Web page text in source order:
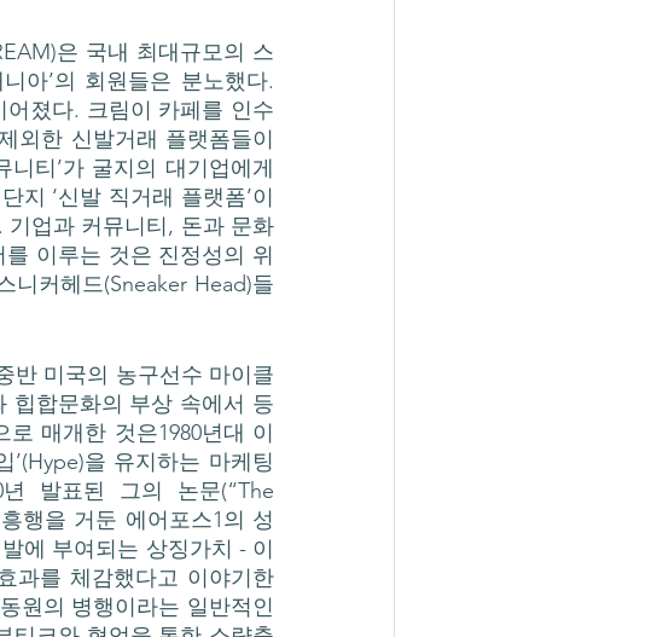
아’의 회원들은 분노했다.
졌다. 크림이 카페를 인수
외한 신발거래 플랫폼들이
티’가 굴지의 대기업에게
지 ‘신발 직거래 플랫폼’이
업과 커뮤니티, 돈과 문화
이루는 것은 진정성의 위
니커헤드(Sneaker Head)들
힙합문화의 부상 속에서 등
매개한 것은1980년대 이
을 유지하는 마케팅
발표된 그의 논문(“The
행을 거둔 에어포스1의 성
에 부여되는 상징가치 - 이
과를 체감했다고 이야기한
원의 병행이라는 일반적인